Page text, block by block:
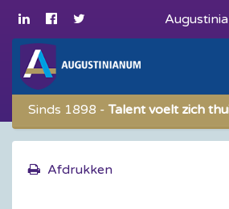
Sinds 1898 -Talent voelt zich
Afdrukken